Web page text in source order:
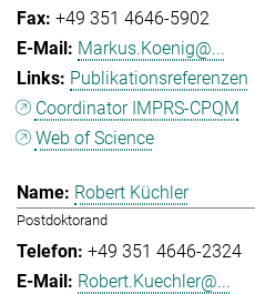
+49 351 4646-5902
Markus.Koenig@...
Publikationsreferenzen
Coordinator IMPRS-CPQM
Web of Science
Robert Küchler
Postdoktorand
+49 351 4646-2324
Robert.Kuechler@...